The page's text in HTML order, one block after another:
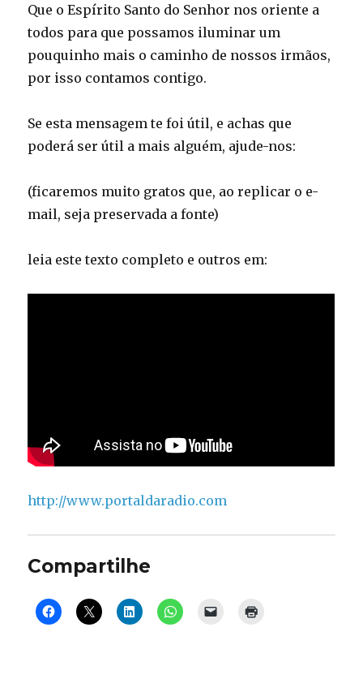
Que o Espírito Santo do Senhor nos oriente a
todos para que possamos iluminar um
pouquinho mais o caminho de nossos irmãos,
por isso contamos contigo.
Se esta mensagem te foi útil, e achas que
poderá ser útil a mais alguém, ajude-nos:
(ficaremos muito gratos que, ao replicar o e-
mail, seja preservada a fonte)
leia este texto completo e outros em:
http://www.portaldaradio.com
Compartilhe